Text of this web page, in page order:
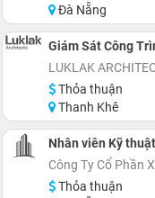
Đà Nẵng
Giám Sát Công
LUKLAK
Thỏa thuận
Thanh Khê
Nhân viên Kỹ
Công Ty Cổ Phần
Thỏa thuận